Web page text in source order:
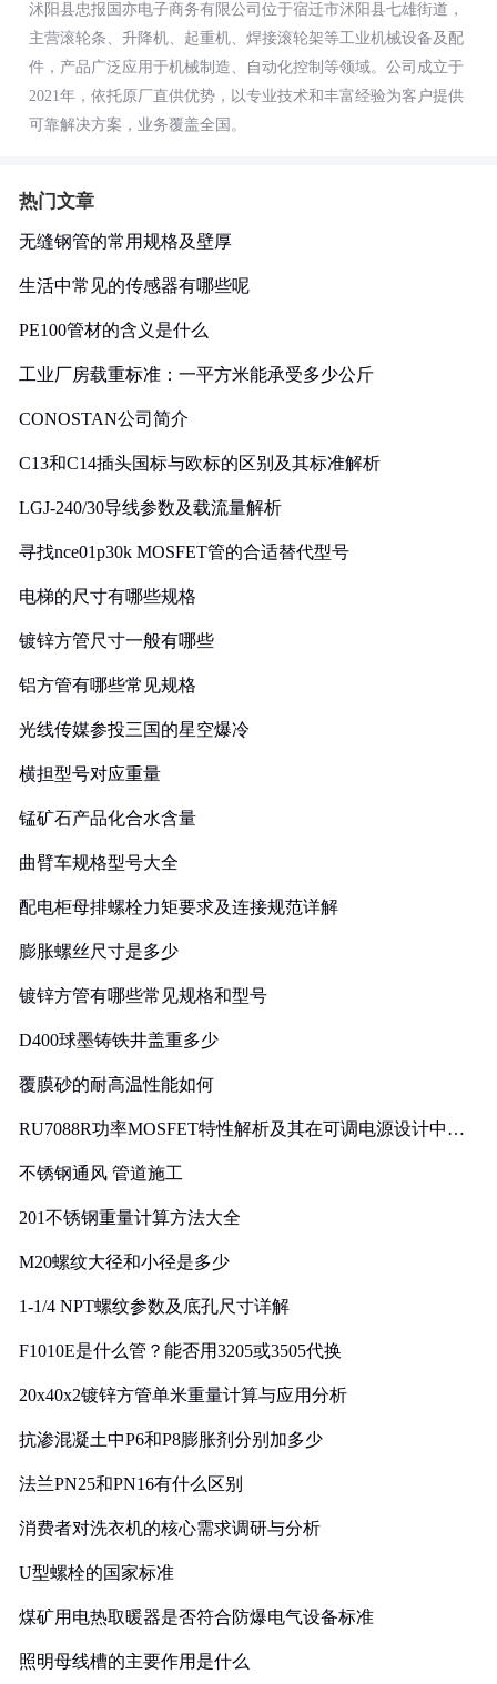
沭阳县忠报国亦电子商务有限公司位于宿迁市沭阳县七雄街道，
主营滚轮条、升降机、起重机、焊接滚轮架等工业机械设备及配
件，产品广泛应用于机械制造、自动化控制等领域。公司成立于
2021年，依托原厂直供优势，以专业技术和丰富经验为客户提供
可靠解决方案，业务覆盖全国。
热门文章
无缝钢管的常用规格及壁厚
生活中常见的传感器有哪些呢
PE100管材的含义是什么
工业厂房载重标准：一平方米能承受多少公斤
CONOSTAN公司简介
C13和C14插头国标与欧标的区别及其标准解析
LGJ-240/30导线参数及载流量解析
寻找nce01p30k MOSFET管的合适替代型号
电梯的尺寸有哪些规格
镀锌方管尺寸一般有哪些
铝方管有哪些常见规格
光线传媒参投三国的星空爆冷
横担型号对应重量
锰矿石产品化合水含量
曲臂车规格型号大全
配电柜母排螺栓力矩要求及连接规范详解
膨胀螺丝尺寸是多少
镀锌方管有哪些常见规格和型号
D400球墨铸铁井盖重多少
覆膜砂的耐高温性能如何
RU7088R功率MOSFET特性解析及其在可调电源设计中的
不锈钢通风 管道施工
201不锈钢重量计算方法大全
M20螺纹大径和小径是多少
1-1/4 NPT螺纹参数及底孔尺寸详解
F1010E是什么管？能否用3205或3505代换
20x40x2镀锌方管单米重量计算与应用分析
抗渗混凝土中P6和P8膨胀剂分别加多少
法兰PN25和PN16有什么区别
消费者对洗衣机的核心需求调研与分析
U型螺栓的国家标准
煤矿用电热取暖器是否符合防爆电气设备标准
照明母线槽的主要作用是什么